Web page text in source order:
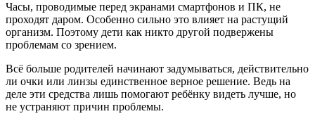
Часы, проводимые перед экранами смартфонов и ПК, не
проходят даром. Особенно сильно это влияет на растущий
организм. Поэтому дети как никто другой подвержены
проблемам со зрением.
Всё больше родителей начинают задумываться, действительно
ли очки или линзы единственное верное решение. Ведь на
деле эти средства лишь помогают ребёнку видеть лучше, но
не устраняют причин проблемы.